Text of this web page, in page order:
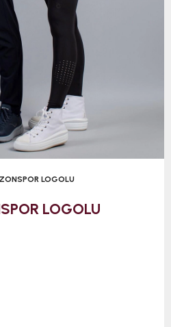
LOGOLU
LOGOLU